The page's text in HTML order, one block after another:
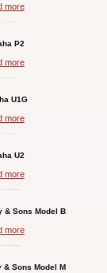
more
P2
more
U1G
more
U2
more
& Sons Model B
more
& Sons Model M